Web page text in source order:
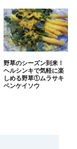
野草のシーズン到来！
ヘルシンキで気軽に楽
しめる野草①ムラサキ
ベンケイソウ